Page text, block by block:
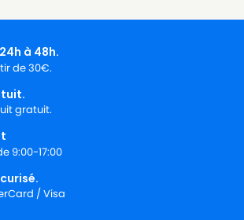
à 48h.
de 30€.
gratuit.
9:00-17:00
/ Visa